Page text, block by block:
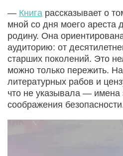
— Книга рассказывает о
мной со дня моего ареста
родину. Она
аудиторию: от
старших поколений. Это
можно только пережить.
литературных рабов и
что не указывала — имена
соображения